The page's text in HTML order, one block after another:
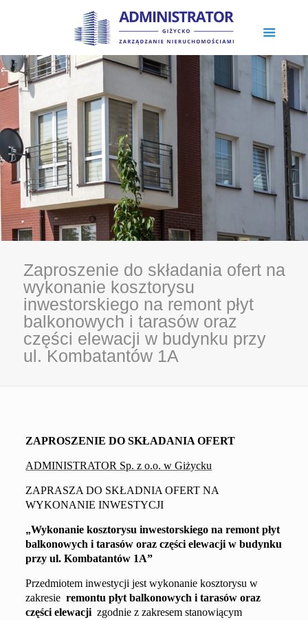
Zaproszenie do składania ofert na
wykonanie kosztorysu
inwestorskiego na remont płyt
balkonowych i tarasów oraz
części elewacji w budynku przy
ul. Kombatantów 1A
ZAPROSZENIE DO SKŁADANIA OFERT
ADMINISTRATOR Sp. z o.o. w Giżycku
ZAPRASZA DO SKŁADNIA OFERT NA
WYKONANIE INWESTYCJI
„Wykonanie kosztorysuinwestorskiegona remontpłyt
balkonowychi tarasów oraz części elewacji w budynku
przy ul.Kombatantów 1A”
Przedmiotem inwestycji jest wykonaniekosztorysu w
zakresie remontu płyt balkonowychi tarasów oraz
części elewacji zgodnie zzakresem stanowiącym